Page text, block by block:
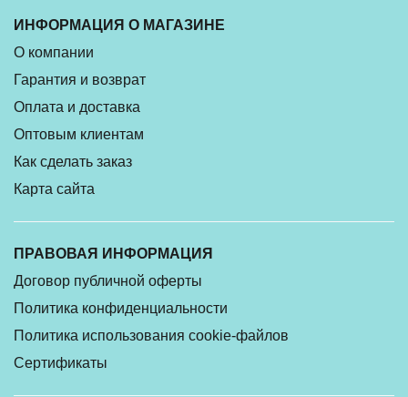
ИНФОРМАЦИЯ О МАГАЗИНЕ
О компании
Гарантия и возврат
Оплата и доставка
Оптовым клиентам
Как сделать заказ
Карта сайта
ПРАВОВАЯ ИНФОРМАЦИЯ
Договор публичной оферты
Политика конфиденциальности
Политика использования cookie-файлов
Сертификаты